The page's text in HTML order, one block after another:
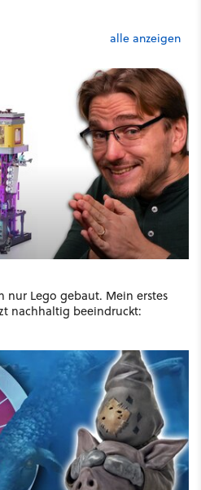
alle anzeigen
nur Lego gebaut. Mein erstes
nachhaltig beeindruckt: